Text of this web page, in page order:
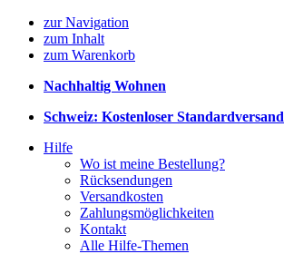
zur Navigation
zum Inhalt
zum Warenkorb
Nachhaltig Wohnen
Schweiz: Kostenloser Standardversand
Hilfe
Wo ist meine Bestellung?
Rücksendungen
Versandkosten
Zahlungsmöglichkeiten
Kontakt
Alle Hilfe-Themen